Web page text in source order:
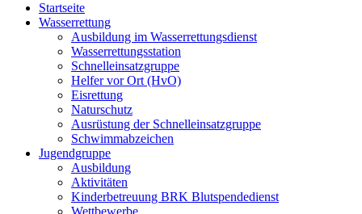
Startseite
Wasserrettung
Ausbildung im Wasserrettungsdienst
Wasserrettungsstation
Schnelleinsatzgruppe
Helfer vor Ort (HvO)
Eisrettung
Naturschutz
Ausrüstung der Schnelleinsatzgruppe
Schwimmabzeichen
Jugendgruppe
Ausbildung
Aktivitäten
Kinderbetreuung BRK Blutspendedienst
Wettbewerbe